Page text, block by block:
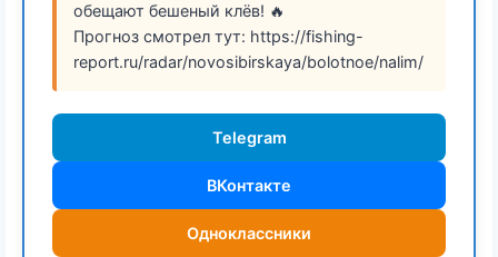
обещают бешеный клёв! 🔥
Прогноз смотрел тут: https://fishing-
report.ru/radar/novosibirskaya/bolotnoe/nalim/
Telegram
ВКонтакте
Одноклассники